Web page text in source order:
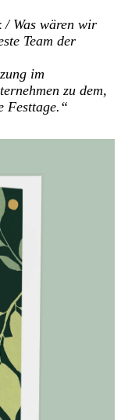
/ Was wären wir
Team der
im
zu dem,
Festtage.“